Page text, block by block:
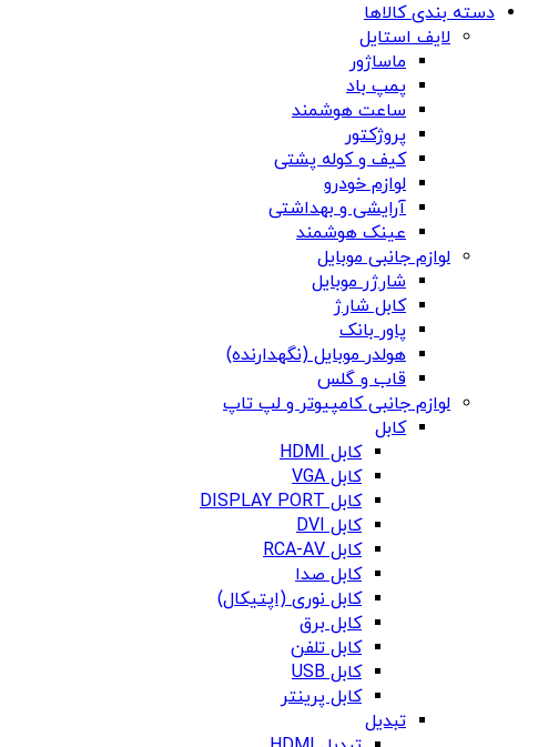
دسته بندی کالاها
لایف استایل
ماساژور
پمپ باد
ساعت هوشمند
پروژکتور
کیف و کوله پشتی
لوازم خودرو
آرایشی و بهداشتی
عینک هوشمند
لوازم جانبی موبایل
شارژر موبایل
کابل شارژ
پاور بانک
هولدر موبایل (نگهدارنده)
قاب و گلس
لوازم جانبی کامپیوتر و لپ تاپ
کابل
کابل HDMI
کابل VGA
کابل DISPLAY PORT
کابل DVI
کابل RCA-AV
کابل صدا
کابل نوری (اپتیکال)
کابل برق
کابل تلفن
کابل USB
کابل پرینتر
تبدیل